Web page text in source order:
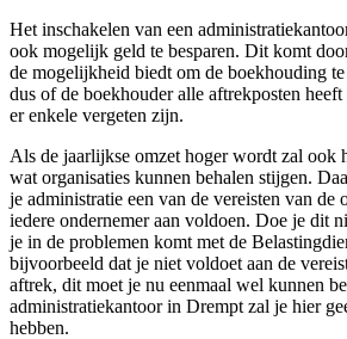
Het inschakelen van een
ook mogelijk geld te besparen. Dit komt
de mogelijkheid biedt om de boekhouding
dus of de boekhouder alle aftrekposten
er enkele vergeten zijn.
Als de jaarlijkse omzet hoger wordt zal ook
wat organisaties kunnen behalen stijgen.
je administratie een van de vereisten van de
iedere ondernemer aan voldoen. Doe je dit
je in de problemen komt met de
bijvoorbeeld dat je niet voldoet aan de
aftrek, dit moet je nu eenmaal wel kunnen
administratiekantoor in Drempt zal je hier
hebben.